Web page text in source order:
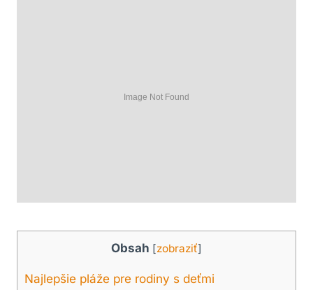
Obsah [zobraziť]
Najlepšie pláže pre rodiny s deťmi